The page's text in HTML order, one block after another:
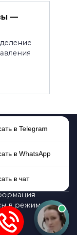
—
сайт,
данные о ФССП
сайты,
проезда,
В
в режиме